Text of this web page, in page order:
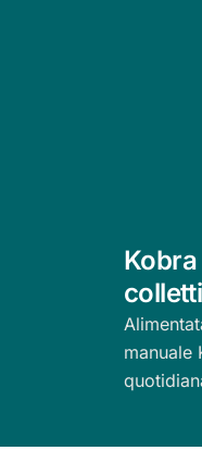
manuale